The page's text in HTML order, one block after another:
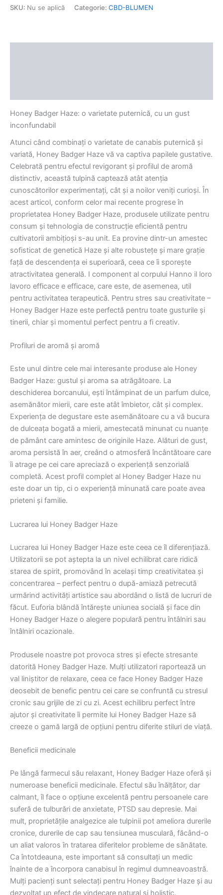
SKU: Nu se aplică Categorie: CBD-BLUMEN
Honey Badger Haze: o varietate puternică, cu un gust
inconfundabil
Atunci când combinați o varietate de canabis puternică și
variată, Honey Badger Haze vă va captiva papilele gustative.
Celebrată pentru efectul revigorant și profilul de aromă
distinctiv, această tulpină captează atât atenția
cunoscătorilor experimentați, cât și a noilor veniți curioși. În
acest articol, conform celor mai recente progrese în
proprietatea Honey Badger Haze, produsele utilizate pentru
consum și tehnologia de construcție eficientă pentru
cultivatorii ambițioși s-au unit. Ea provine dintr-un amestec
sofisticat de genetică Haze și alte robustețe și mare grație
față de descendența ei superioară, ceea ce îi sporește
atractivitatea generală. I component al corpului Hanno il loro
lavoro efficace e efficace, care este, de asemenea, util
pentru activitatea terapeutică. Pentru stres sau creativitate –
Honey Badger Haze este perfectă pentru toate gusturile și
tinerii, chiar și momentul perfect pentru a fi creativ.
Profiluri de aromă și aromă
Este unul dintre cele mai interesante produse ale Honey
Badger Haze: gustul și aroma sa atrăgătoare. La
deschiderea borcanului, ești întâmpinat de un parfum dulce,
asemănător mierii, care este atât îmbietor, cât și complex.
Experiența de degustare este asemănătoare cu a vă bucura
de dulceața bogată a mierii, amestecată minunat cu nuanțe
de pământ care amintesc de originile Haze. Alături de gust,
aroma persistă în aer, creând o atmosferă încântătoare care
îi atrage pe cei care apreciază o experiență senzorială
completă. Acest profil complet al Honey Badger Haze nu
este doar un tip, ci o experiență minunată care poate avea
prieteni și familie.
Lucrarea lui Honey Badger Haze
Lucrarea lui Honey Badger Haze este ceea ce îl diferențiază.
Utilizatorii se pot aștepta la un nivel echilibrat care ridică
starea de spirit, promovând în același timp creativitatea și
concentrarea – perfect pentru o după-amiază petrecută
urmărind activități artistice sau abordând o listă de lucruri de
făcut. Euforia blândă întărește uniunea socială și face din
Honey Badger Haze o alegere populară pentru întâlniri sau
întâlniri ocazionale.
Produsele noastre pot provoca stres și efecte stresante
datorită Honey Badger Haze. Mulți utilizatori raportează un
val liniștitor de relaxare, ceea ce face Honey Badger Haze
deosebit de benefic pentru cei care se confruntă cu stresul
cronic sau grijile de zi cu zi. Acest echilibru perfect între
ajutor și creativitate îi permite lui Honey Badger Haze să
creeze o gamă largă de opțiuni pentru diferite stiluri de viață.
Beneficii medicinale
Pe lângă farmecul său relaxant, Honey Badger Haze oferă și
numeroase beneficii medicinale. Efectul său înălțător, dar
calmant, îl face o opțiune excelentă pentru persoanele care
suferă de tulburări de anxietate, PTSD sau depresie. Mai
mult, proprietățile analgezice ale tulpinii pot ameliora durerile
cronice, durerile de cap sau tensiunea musculară, făcând-o
un aliat valoros în tratarea diferitelor probleme de sănătate.
Ca întotdeauna, este important să consultați un medic
înainte de a încorpora canabisul în regimul dumneavoastră.
Mulți pacienți sunt selectați pentru Honey Badger Haze și au
dezvoltat un efect de vindecare natural și holistic.